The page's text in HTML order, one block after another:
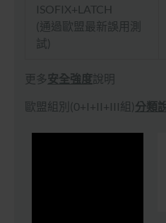
ISOFIX+LATCH
(通過歐盟最新誤用測
試)
更多安全強度說明
歐盟組別(0+I+II+III組)分類